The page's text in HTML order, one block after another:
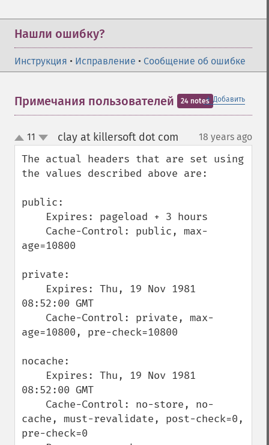
Нашли ошибку?
Инструкция • Исправление • Сообщение об ошибке
＋Добавить
Примечания пользователей 24 notes
up
down
11 clay at killersoft dot com 18 years ago
The actual headers that are set using
the values described above are:
public:
age=10800
private:
08:52:00 GMT
age=10800, pre-check=10800
nocache:
08:52:00 GMT
cache, must-revalidate, post-check=0,
pre-check=0